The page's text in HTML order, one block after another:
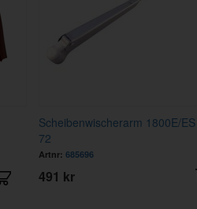
Scheibenwischerarm 1800E/
72
Artnr:685696
491 kr